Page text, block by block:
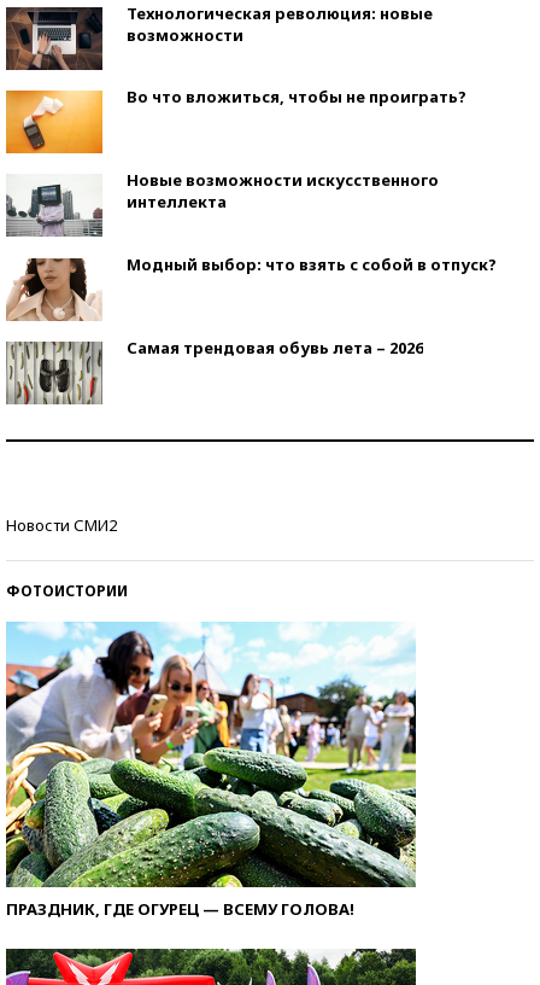
Технологическая революция: новые
возможности
Во что вложиться, чтобы не проиграть?
Новые возможности искусственного
интеллекта
Модный выбор: что взять с собой в отпуск?
Самая трендовая обувь лета – 2026
Новости СМИ2
ФОТОИСТОРИИ
ПРАЗДНИК, ГДЕ ОГУРЕЦ — ВСЕМУ ГОЛОВА!